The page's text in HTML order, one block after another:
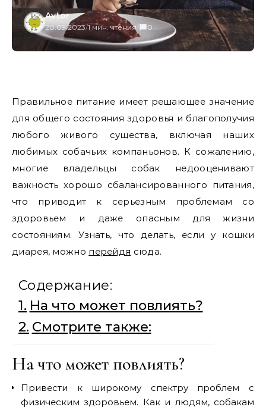
Avtor
20.09.2023/1 мин. чтения/ 0
Правильное питание имеет решающее значение
для общего состояния здоровья и благополучия
любого живого существа, включая наших
любимых собачьих компаньонов. К сожалению,
многие владельцы собак недооценивают
важность хорошо сбалансированного питания,
что приводит к серьезным проблемам со
здоровьем и даже опасным для жизни
состояниям. Узнать, что делать, если у кошки
диарея, можно перейдя сюда.
Содержание:
На что может повлиять?
Смотрите также:
На что может повлиять?
Привести к широкому спектру проблем с
физическим здоровьем. Как и людям, собакам